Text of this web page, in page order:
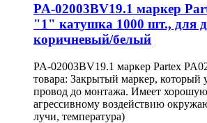
PA-02003BV19.1 маркер
"1" катушка 1000 шт., для
коричневый/белый
PA-02003BV19.1 маркер Partex
товара: Закрытый маркер, который
провод до монтажа. Имеет хорошую
агрессивному воздействию
лучи, температура)